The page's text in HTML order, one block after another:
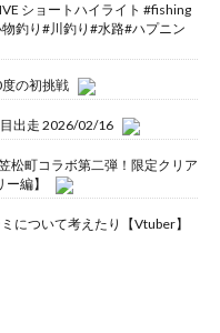
ショートハイライト #fishing
釣り#川釣り#水路#ハプニン
度の初挑戦
出走 2026/02/16
松町コラボ第二弾！限定クリア
編】
について考えたり【Vtuber】